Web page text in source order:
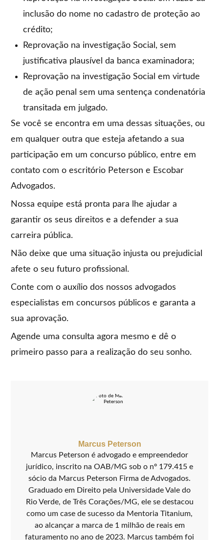
inclusão do nome no cadastro de proteção ao
crédito;
Reprovação na investigação Social, sem
justificativa plausível da banca examinadora;
Reprovação na investigação Social em virtude
de ação penal sem uma sentença condenatória
transitada em julgado.
Se você se encontra em uma dessas situações, ou
em qualquer outra que esteja afetando a sua
participação em um concurso público, entre em
contato com o escritório Peterson e Escobar
Advogados.
Nossa equipe está pronta para lhe ajudar a
garantir os seus direitos e a defender a sua
carreira pública.
Não deixe que uma situação injusta ou prejudicial
afete o seu futuro profissional.
Conte com o auxílio dos nossos advogados
especialistas em concursos públicos e garanta a
sua aprovação.
Agende uma consulta agora mesmo e dê o
primeiro passo para a realização do seu sonho.
Marcus Peterson
Marcus Peterson é advogado e empreendedor
jurídico, inscrito na OAB/MG sob o nº 179.415 e
sócio da Marcus Peterson Firma de Advogados.
Graduado em Direito pela Universidade Vale do
Rio Verde, de Três Corações/MG, ele se destacou
como um case de sucesso da Mentoria Titanium,
ao alcançar a marca de 1 milhão de reais em
faturamento no ano de 2023. Marcus também foi